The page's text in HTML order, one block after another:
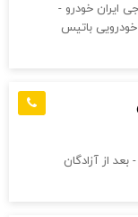
ایران خودرو -
باتیس
از آزادگان